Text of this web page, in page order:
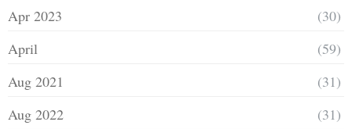
Apr 2023
(30)
April
(59)
Aug 2021
(31)
Aug 2022
(31)